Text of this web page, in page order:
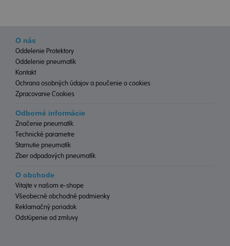
O nás
Oddelenie Protektory
Oddelenie pneumatík
Kontakt
Ochrana osobných údajov a poučenie o cookies
Zpracovanie Cookies
Odborné informácie
Značenie pneumatík
Technické parametre
Starnutie pneumatík
Zber odpadových pneumatík
O obchode
Vitajte v našom e-shope
Všeobecné obchodné podmienky
Reklamačný poriadok
Odstúpenie od zmluvy